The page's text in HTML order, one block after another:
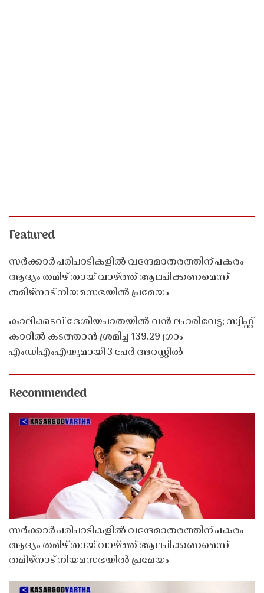
Featured
സർക്കാർ പരിപാടികളിൽ വന്ദേമാതരത്തിന് പകരം
ആദ്യം തമിഴ് തായ് വാഴ്ത്ത് ആലപിക്കണമെന്ന്
തമിഴ്നാട് നിയമസഭയിൽ പ്രമേയം
കാലിക്കടവ് ദേശീയപാതയിൽ വൻ ലഹരിവേട്ട; സ്വിഫ്റ്റ്
കാറിൽ കടത്താൻ ശ്രമിച്ച 139.29 ഗ്രാം
എംഡിഎംഎയുമായി 3 പേർ അറസ്റ്റിൽ
Recommended
സർക്കാർ പരിപാടികളിൽ വന്ദേമാതരത്തിന് പകരം
ആദ്യം തമിഴ് തായ് വാഴ്ത്ത് ആലപിക്കണമെന്ന്
തമിഴ്നാട് നിയമസഭയിൽ പ്രമേയം